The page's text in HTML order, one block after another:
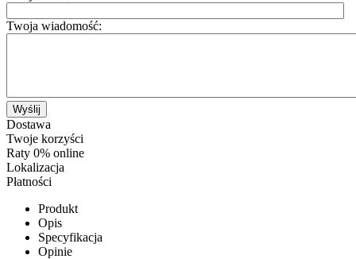
Twoja wiadomość:
Wyślij
Dostawa
Twoje korzyści
Raty 0% online
Lokalizacja
Płatności
Produkt
Opis
Specyfikacja
Opinie